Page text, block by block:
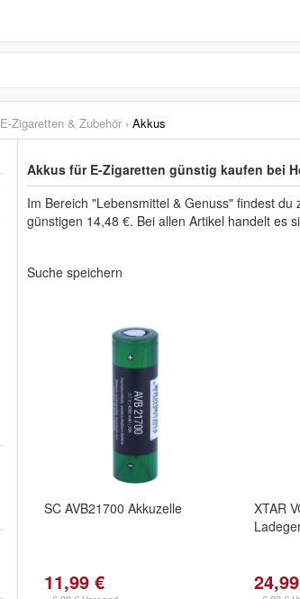
E-Zigaretten & Zubehör › Akkus
Akkus für E-Zigaretten günstig kaufen bei
Im Bereich "Lebensmittel & Genuss" findest
günstigen 14,48 €. Bei allen Artikel handelt es
Suche speichern
SC AVB21700 Akkuzelle
11,99 €
XTAR